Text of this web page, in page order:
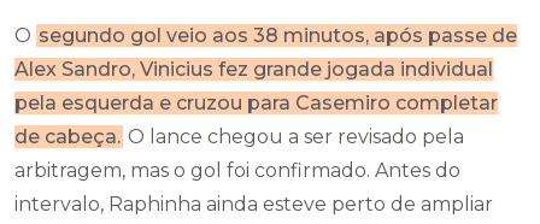
O segundo gol veio aos 38 minutos, após passe de
Alex Sandro, Vinicius fez grande jogada individual
pela esquerda e cruzou para Casemiro completar
de cabeça. O lance chegou a ser revisado pela
arbitragem, mas o gol foi confirmado. Antes do
intervalo, Raphinha ainda esteve perto de ampliar